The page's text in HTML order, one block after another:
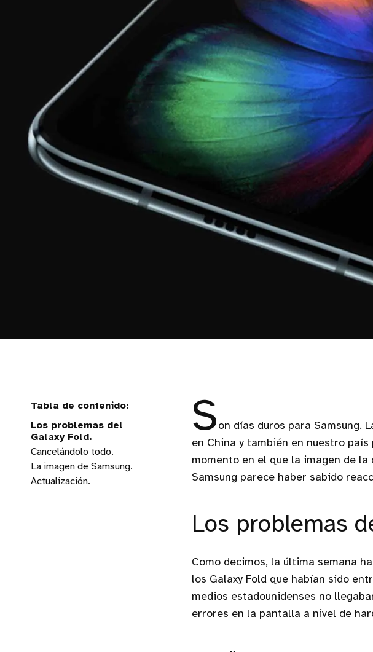
Los problemas del
Galaxy Fold.
Cancelándolo todo.
La imagen de Samsung.
Actualización.
S on días duros para Samsung.
en China y también en nuestro país
momento en el que la imagen de
Samsung parece haber sabido
Los problemas
Como decimos, la última semana
los Galaxy Fold que habían sido
medios estadounidenses no
errores en la pantalla a nivel de